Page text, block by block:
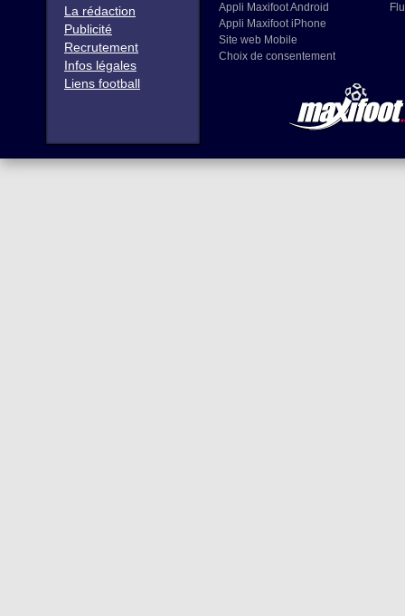
La rédaction
Publicité
Recrutement
Infos légales
Liens football
Appli Maxifoot Android
Appli Maxifoot iPhone
Site web Mobile
Choix de consentement